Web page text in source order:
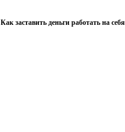
Как заставить деньги работать на себя